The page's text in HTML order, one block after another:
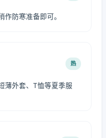
防寒准备即可。
热
薄外套、T恤等夏季服